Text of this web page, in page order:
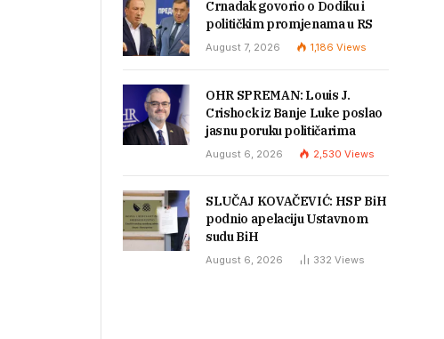
Crnadak govorio o Dodiku i
političkim promjenama u RS
August 7, 2026 1,186 Views
OHR SPREMAN: Louis J.
Crishock iz Banje Luke poslao
jasnu poruku političarima
August 6, 2026 2,530 Views
SLUČAJ KOVAČEVIĆ: HSP BiH
podnio apelaciju Ustavnom
sudu BiH
August 6, 2026 332 Views